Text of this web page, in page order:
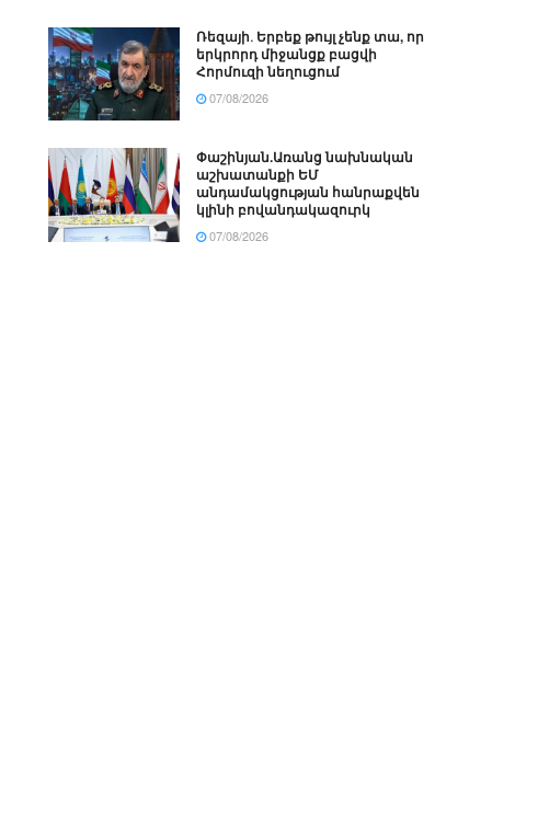
Ռեզայի․ Երբեք թույլ չենք տա, որ
երկրորդ միջանցք բացվի
Հորմուզի նեղուցում
07/08/2026
Փաշինյան.Առանց նախնական
աշխատանքի ԵՄ
անդամակցության հանրաքվեն
կլինի բովանդակազուրկ
07/08/2026